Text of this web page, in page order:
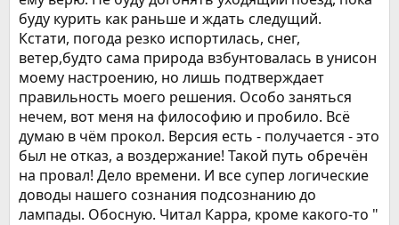
буду курить как раньше и ждать следущий.
Кстати, погода резко испортилась, снег,
ветер,будто сама природа взбунтовалась в унисон
моему настроению, но лишь подтверждает
правильность моего решения. Особо заняться
нечем, вот меня на философию и пробило. Всё
думаю в чём прокол. Версия есть - получается - это
был не отказ, а воздержание! Такой путь обречён
на провал! Дело времени. И все супер логические
доводы нашего сознания подсознанию до
лампады. Обосную. Читал Карра, кроме какого-то "